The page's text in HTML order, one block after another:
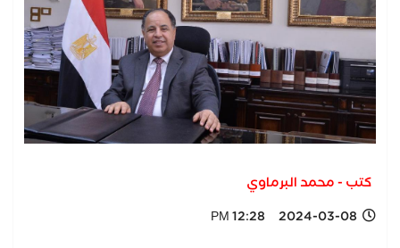
كتب - محمد البرماوي
2024-03-08 12:28 PM